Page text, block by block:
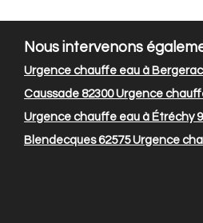
Nous intervenons
Urgence chauffe eau à Bergerac
Caussade 82300Urgence
Urgence chauffe eau à Étréchy
Blendecques 62575Urgence